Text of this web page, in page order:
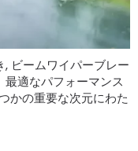
ビームワイパーブレー
最適なパフォーマンス
かの重要な次元にわた